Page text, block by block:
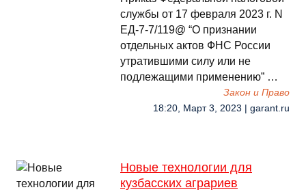
службы от 17 февраля 2023 г. N
ЕД-7-7/119@ “О признании
отдельных актов ФНС России
утратившими силу или не
подлежащими применению” …
Закон и Право
18:20, Март 3, 2023 | garant.ru
Новые технологии для
кузбасских аграриев